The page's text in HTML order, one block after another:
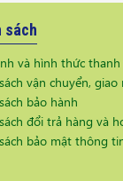
sách
và hình thức
vận chuyển, giao
bảo hành
đổi trả hàng và
bảo mật thông